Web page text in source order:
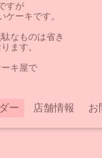
すが
ケーキです。
なものは省き
ます。
キ屋で
ー 店舗情報 お